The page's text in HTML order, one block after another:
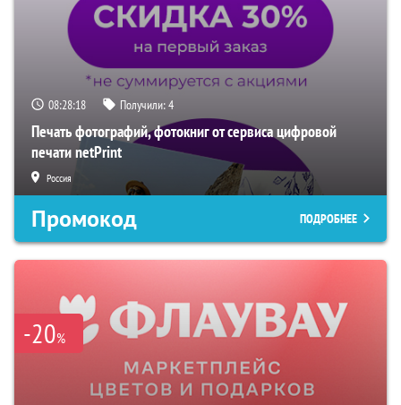
08:28:17 Получили:4
Печать фотографий, фотокниг от сервиса цифровой
печати netPrint
Россия
Промокод ПОДРОБНЕЕ
-20%